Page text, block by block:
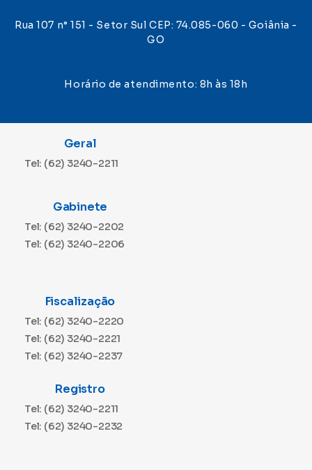
Rua 107 n° 151 - Setor Sul CEP: 74.085-060 - Goiânia -
GO
Horário de atendimento: 8h às 18h
Geral
Tel: (62) 3240-2211
Gabinete
Tel: (62) 3240-2202
Tel: (62) 3240-2206
Fiscalização
Tel: (62) 3240-2220
Tel: (62) 3240-2221
Tel: (62) 3240-2237
Registro
Tel: (62) 3240-2211
Tel: (62) 3240-2232